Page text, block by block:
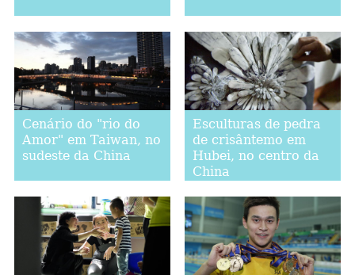
Cenário do "rio do
Amor" em Taiwan, no
sudeste da China
Esculturas de pedra
de crisântemo em
Hubei, no centro da
China